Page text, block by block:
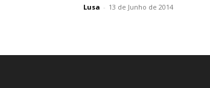
Lusa - 13 de Junho de 2014